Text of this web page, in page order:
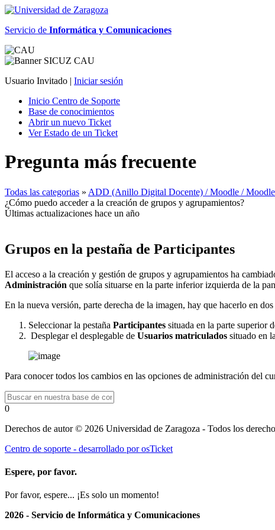
Servicio de Informática y Comunicaciones
Usuario Invitado | Iniciar sesión
Inicio Centro de Soporte
Base de conocimientos
Abrir un nuevo Ticket
Ver Estado de un Ticket
Pregunta más frecuente
Todas las categorias » ADD (Anillo Digital Docente) / Moodle / Moodle
¿Cómo puedo acceder a la creación de grupos y agrupamientos?
Últimas actualizaciones hace un año
Grupos en la pestaña de Participantes
El acceso a la creación y gestión de grupos y agrupamientos ha
Administración que solía situarse en la parte inferior izquierda de la
En la nueva versión, parte derecha de la imagen, hay que hacerlo en dos
Seleccionar la pestaña Participantes situada en la parte superior
Desplegar el desplegable de Usuarios matriculados situado en
Para conocer todos los cambios en las opciones de administración del
0
Derechos de autor © 2026 Universidad de Zaragoza - Todos los
Centro de soporte - desarrollado por osTicket
Espere, por favor.
Por favor, espere... ¡Es solo un momento!
2026 - Servicio de Informática y Comunicaciones